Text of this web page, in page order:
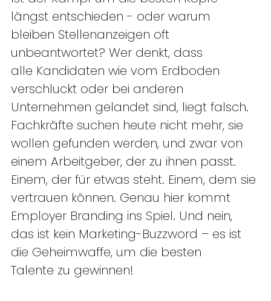
längst entschieden - oder warum
bleiben Stellenanzeigen oft
unbeantwortet? Wer denkt, dass
alle Kandidaten wie vom Erdboden
verschluckt oder bei anderen
Unternehmen gelandet sind, liegt falsch.
Fachkräfte suchen heute nicht mehr, sie
wollen gefunden werden, und zwar von
einem Arbeitgeber, der zu ihnen passt.
Einem, der für etwas steht. Einem, dem sie
vertrauen können. Genau hier kommt
Employer Branding ins Spiel. Und nein,
das ist kein Marketing-Buzzword – es ist
die Geheimwaffe, um die besten
Talente zu gewinnen!